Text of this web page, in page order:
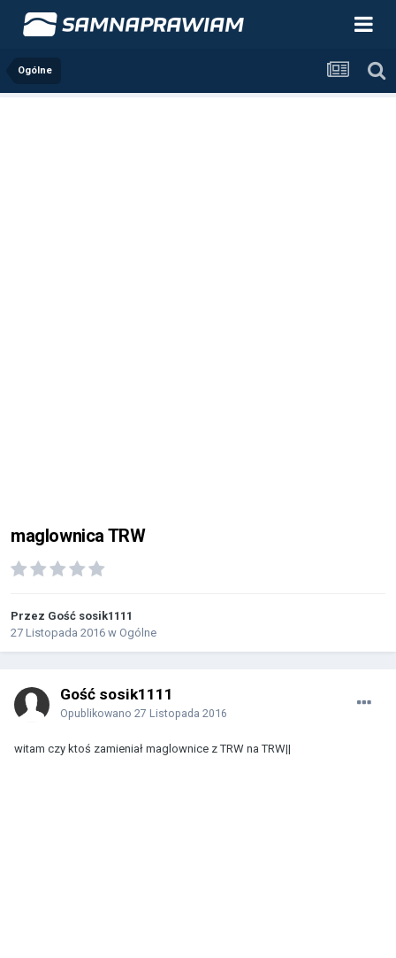
Ogólne
maglownica TRW
Przez Gość sosik1111
27 Listopada 2016 w Ogólne
Gość sosik1111
Opublikowano 27 Listopada 2016
witam czy ktoś zamieniał maglownice z TRW na TRW||